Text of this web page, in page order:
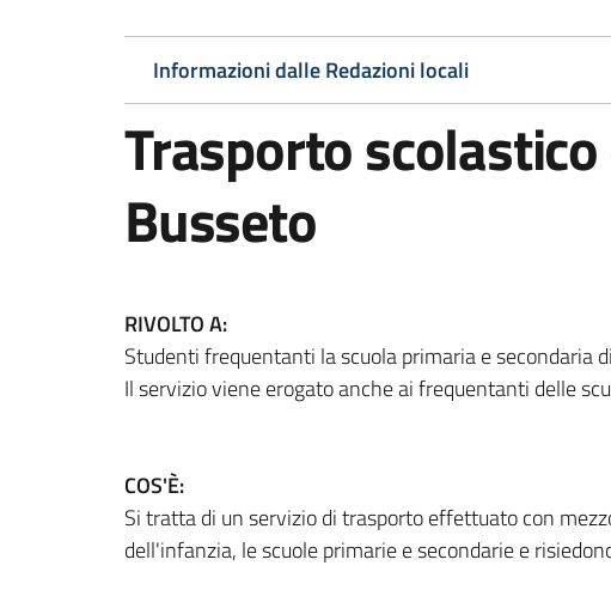
Informazioni dalle Redazioni locali
Trasporto
Busseto
RIVOLTO A:
Studenti frequentanti la scuola primaria e secondaria
Il servizio viene erogato anche ai frequentanti delle
COS'È:
Si tratta di un servizio di trasporto effettuato con
dell'infanzia, le scuole primarie e secondarie e